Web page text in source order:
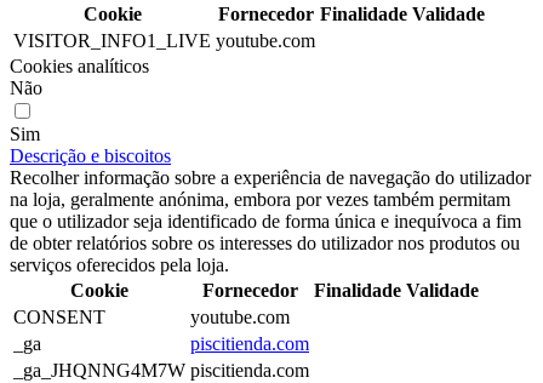
Cookie
Fornecedor Finalidade Validade
VISITOR_INFO1_LIVE youtube.com
Cookies analíticos
Não
Sim
Descrição e biscoitos
Recolher informação sobre a experiência de navegação do utilizador
na loja, geralmente anónima, embora por vezes também permitam
que o utilizador seja identificado de forma única e inequívoca a fim
de obter relatórios sobre os interesses do utilizador nos produtos ou
serviços oferecidos pela loja.
Cookie
Fornecedor Finalidade Validade
CONSENT
youtube.com
_ga
piscitienda.com
_ga_JHQNNG4M7W piscitienda.com